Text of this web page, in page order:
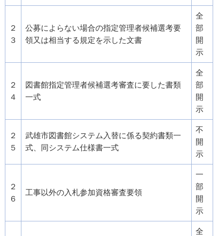
２
３
公募によらない場合の指定管理者候補選考要
領又は相当する規定を示した文書
全
部
開
示
２
４
図書館指定管理者候補選考審査に要した書類
一式
全
部
開
示
２
５
武雄市図書館システム入替に係る契約書類一
式、同システム仕様書一式
不
開
示
２
６
工事以外の入札参加資格審査要領
一
部
開
示
全